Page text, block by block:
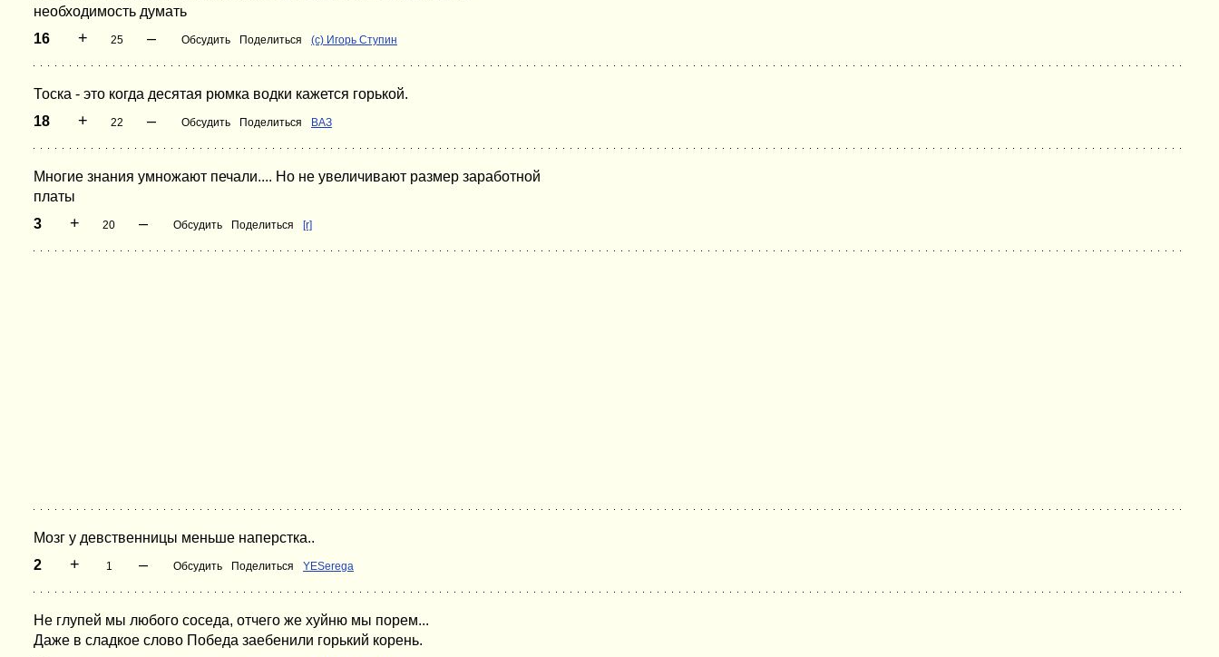
необходимость думать
16
+ 25 – Обсудить Поделиться (c) Игорь Ступин
Тоска - это когда десятая рюмка водки кажется горькой.
18
+ 22 – Обсудить Поделиться ВАЗ
Многие знания умножают печали.... Но не увеличивают размер заработной
платы
3
+ 20 – Обсудить Поделиться [r]
Мозг у девственницы меньше наперстка..
2
+ 1 – Обсудить Поделиться YESerega
Не глупей мы любого соседа, отчего же хуйню мы порем...
Даже в сладкое слово Победа заебенили горький корень.